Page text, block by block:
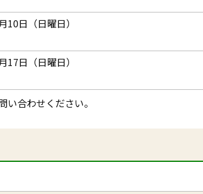
10日（日曜日）
17日（日曜日）
合わせください。